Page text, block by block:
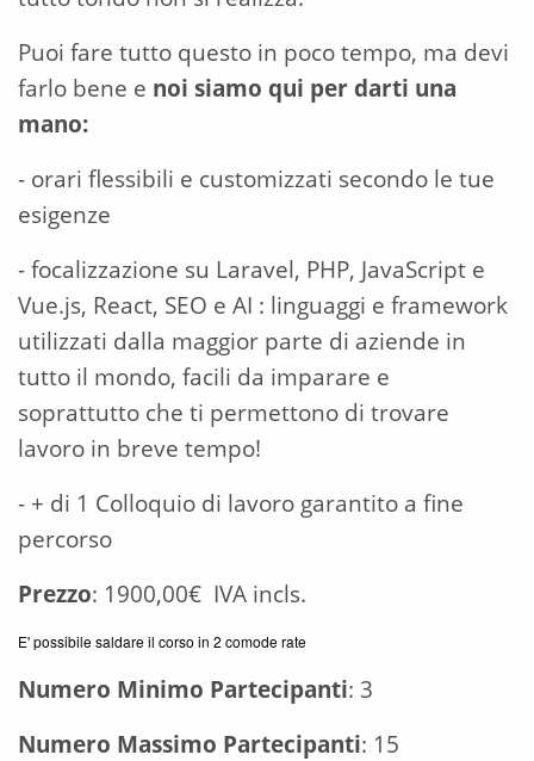
Puoi fare tutto questo in poco tempo, ma devi
farlo bene e noi siamo qui per darti una
mano:
- orari flessibili e customizzati secondo le tue
esigenze
- focalizzazione su Laravel, PHP, JavaScript e
Vue.js, React, SEO e AI : linguaggi e framework
utilizzati dalla maggior parte di aziende in
tutto il mondo, facili da imparare e
soprattutto che ti permettono di trovare
lavoro in breve tempo!
- + di 1 Colloquio di lavoro garantito a fine
percorso
Prezzo: 1900,00€ IVA incls.
E' possibile saldare il corso in 2 comode rate
Numero Minimo Partecipanti: 3
Numero Massimo Partecipanti: 15